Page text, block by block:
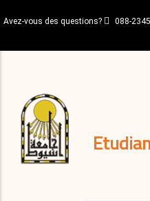
au
principal
Avez-vous des questions? 088-
décisions
Expatriés
Journal